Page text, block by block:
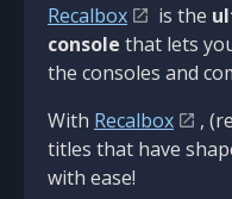
Recalbox is the
console that lets
the consoles and
With Recalbox
,
titles that have
with ease!